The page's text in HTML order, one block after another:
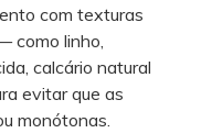
com texturas
como linho,
calcário natural
evitar que as
monótonas.